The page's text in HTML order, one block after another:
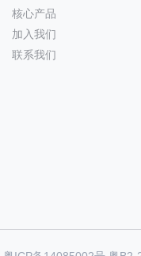
核心产品
加入我们
联系我们